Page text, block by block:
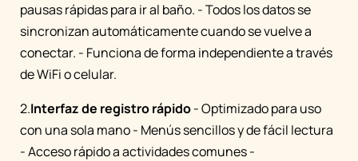
pausas rápidas para ir al baño. - Todos los datos se
sincronizan automáticamente cuando se vuelve a
conectar. - Funciona de forma independiente a través
de WiFi o celular.
2.Interfaz de registro rápido- Optimizado para uso
con una sola mano - Menús sencillos y de fácil lectura
- Acceso rápido a actividades comunes -